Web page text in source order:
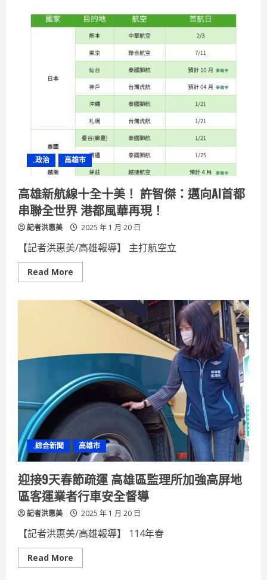
署
手
盟
會
動
小
企
多
元
振
興
計
畫
助
企
業
轉
型
展
市
場
.政治 高雄市
高雄新航線十全十美！ 許智傑：邁向AI首都
串聯全世界 港都風華再現！
記者洪惠美 2025 年 1 月 20 日
【記者洪惠美/高雄報導】 主打航空立
Read More
more
雄
十
智
傑：
邁
向
AI
首
串
聯
全
世
界
港
都
風
華
再
.綜合新聞 高雄市
迎接9天春節疏運 高雄區監理所加強高屏地
區客運業者行車安全督導
記者洪惠美 2025 年 1 月 20 日
【記者洪惠美/高雄報導】 114年春
Read More
more